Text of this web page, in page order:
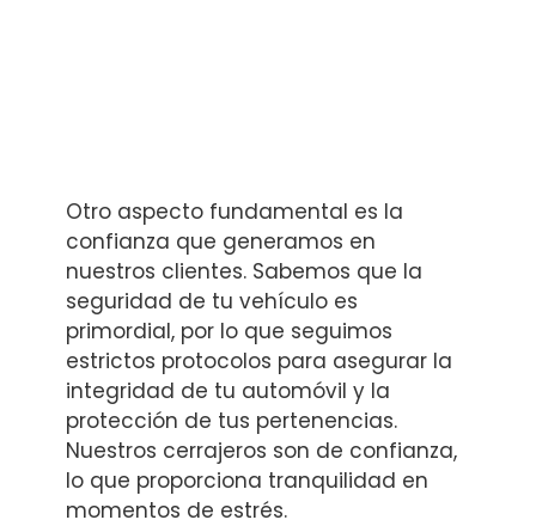
Otro aspecto fundamental es la
confianza que generamos en
nuestros clientes. Sabemos que la
seguridad de tu vehículo es
primordial, por lo que seguimos
estrictos protocolos para asegurar la
integridad de tu automóvil y la
protección de tus pertenencias.
Nuestros cerrajeros son de confianza,
lo que proporciona tranquilidad en
momentos de estrés.